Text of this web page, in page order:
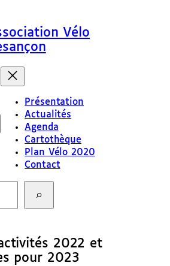
Vélo
Présentation
Actualités
Agenda
Cartothèque
Plan Vélo 2020
Contact
2022 et
pour 2023